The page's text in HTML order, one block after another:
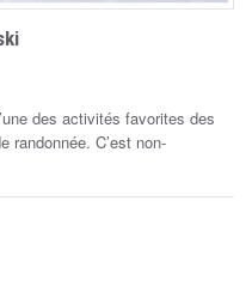
des activités favorites des
randonnée. C’est non-